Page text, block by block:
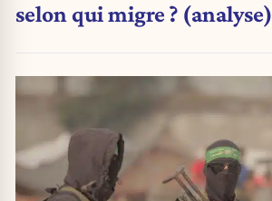
selon qui migre ? (analyse)